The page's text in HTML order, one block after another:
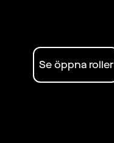
Se öppna roller